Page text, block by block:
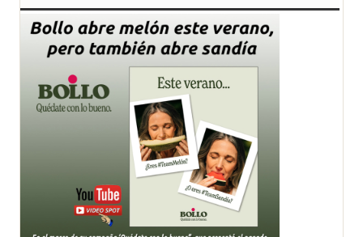
reconocida en
el mercado
español
inclusiva y
compromiso